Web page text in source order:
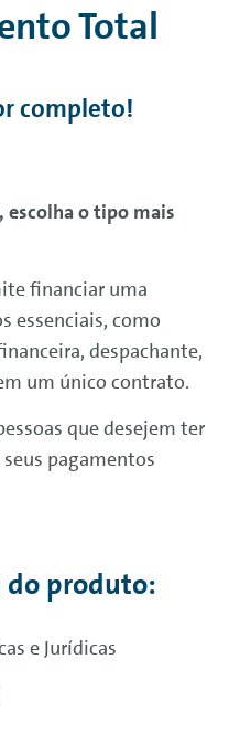
Total
completo!
escolha o tipo mais
financiar uma
essenciais, como
despachante,
um único contrato.
que desejem ter
pagamentos
do produto:
e Jurídicas